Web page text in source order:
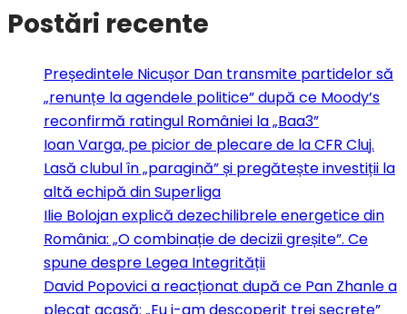
Postări recente
Președintele Nicușor Dan transmite partidelor să
„renunțe la agendele politice” după ce Moody’s
reconfirmă ratingul României la „Baa3”
Ioan Varga, pe picior de plecare de la CFR Cluj.
Lasă clubul în „paragină” și pregătește investiții la
altă echipă din Superliga
Ilie Bolojan explică dezechilibrele energetice din
România: „O combinație de decizii greșite”. Ce
spune despre Legea Integrității
David Popovici a reacționat după ce Pan Zhanle a
plecat acasă: „Eu i-am descoperit trei secrete”